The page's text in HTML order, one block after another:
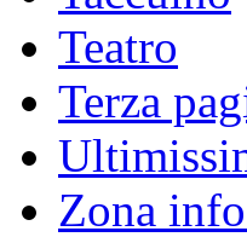
Teatro
Terza
Zona